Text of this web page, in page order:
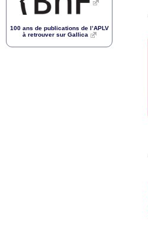
100 ans de publications de l’APLV
à retrouver sur Gallica